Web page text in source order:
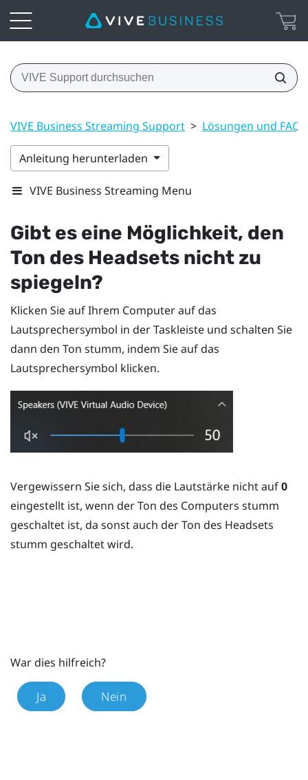
VIVE Business Streaming Support > Lösungen und FAQs
Anleitung herunterladen
VIVE Business Streaming Menu
Gibt es eine Möglichkeit, den
Ton des Headsets nicht zu
spiegeln?
Klicken Sie auf Ihrem Computer auf das
Lautsprechersymbol in der Taskleiste und schalten Sie
dann den Ton stumm, indem Sie auf das
Lautsprechersymbol klicken.
Vergewissern Sie sich, dass die Lautstärke nicht auf0
eingestellt ist, wenn der Ton des Computers stumm
geschaltet ist, da sonst auch der Ton des Headsets
stumm geschaltet wird.
War dies hilfreich?
Ja Nein